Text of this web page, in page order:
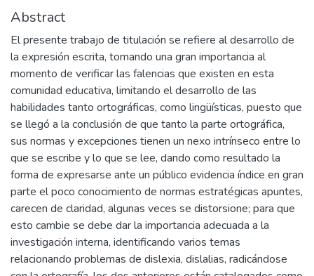
Abstract
El presente trabajo de titulación se refiere al desarrollo de
la expresión escrita, tomando una gran importancia al
momento de verificar las falencias que existen en esta
comunidad educativa, limitando el desarrollo de las
habilidades tanto ortográficas, como lingüísticas, puesto que
se llegó a la conclusión de que tanto la parte ortográfica,
sus normas y excepciones tienen un nexo intrínseco entre lo
que se escribe y lo que se lee, dando como resultado la
forma de expresarse ante un público evidencia índice en gran
parte el poco conocimiento de normas estratégicas apuntes,
carecen de claridad, algunas veces se distorsione; para que
esto cambie se debe dar la importancia adecuada a la
investigación interna, identificando varios temas
relacionando problemas de dislexia, dislalias, radicándose